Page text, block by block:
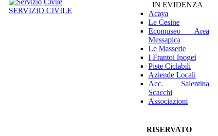
SERVIZIO CIVILE
IN EVIDENZA
Acaya
Le Cesine
Ecomuseo Area
Messapica
Le Masserie
I Frantoi Ipogei
Piste Ciclabili
Aziende Locali
Acc. Salentina
Scacchi
Associazioni
RISERVATO